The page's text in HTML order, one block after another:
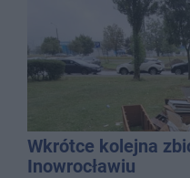
Wkrótce kolejna
Inowrocławiu